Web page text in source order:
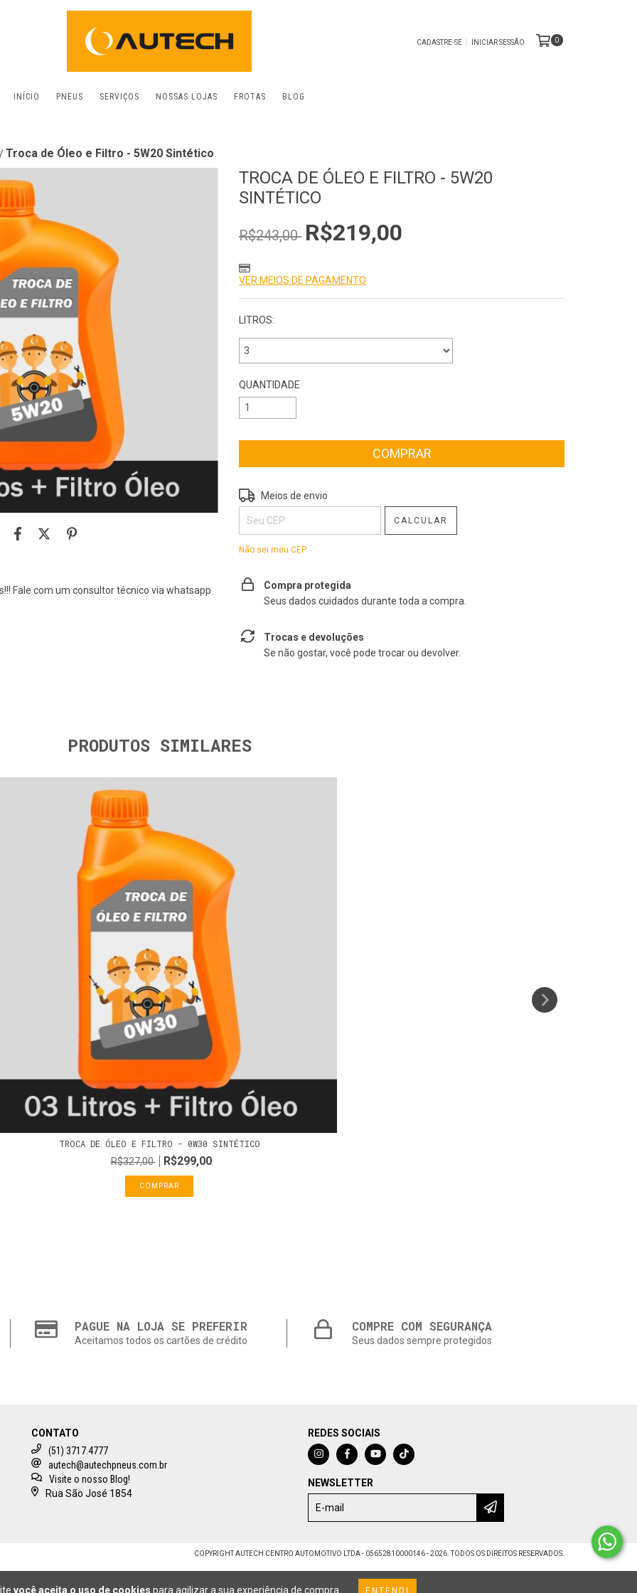
você aceita o uso de cookies para agilizar a sua experiência de compra. ENTENDI
CADASTRE-SE INICIAR SESSÃO 0
INÍCIO PNEUS SERVIÇOS NOSSAS LOJAS FROTAS BLOG
/Troca de Óleo e Filtro - 5W20 Sintético
Fale com um consultor técnico via whatsapp
TROCA DE ÓLEO E FILTRO - 5W20
SINTÉTICO
R$243,00 R$219,00
VER MEIOS DE PAGAMENTO
LITROS:
QUANTIDADE
Entregas para o CEP:
Meios de envio
CALCULAR
Não sei meu CEP
Compra protegida
Seus dados cuidados durante toda a compra.
Trocas e devoluções
Se não gostar, você pode trocar ou devolver.
PRODUTOS SIMILARES
TROCA DE ÓLEO E FILTRO - 0W30 SINTÉTICO
R$327,00
R$299,00
COMPRAR
PAGUE NA LOJA SE PREFERIR
Aceitamos todos os cartões de crédito
COMPRE COM SEGURANÇA
Seus dados sempre protegidos
CONTATO
(51) 3717.4777
autech@autechpneus.com.br
Visite o nosso Blog!
Rua São José 1854
REDES SOCIAIS
NEWSLETTER
COPYRIGHT AUTECH CENTRO AUTOMOTIVO LTDA - 05652810000146 - 2026. TODOS OS DIREITOS RESERVADOS.